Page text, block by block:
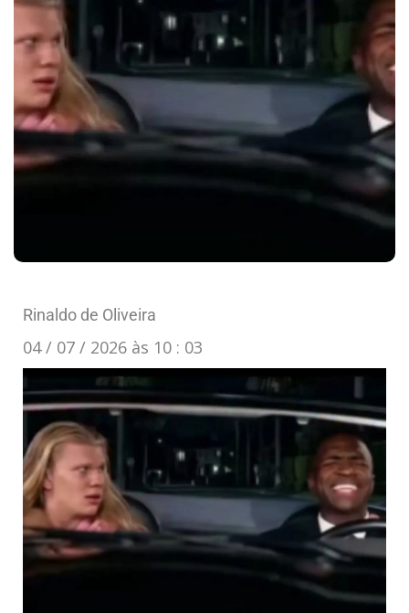
Rinaldo de Oliveira
04 / 07 / 2026 às 10 : 03